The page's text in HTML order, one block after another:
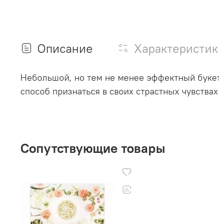
Описание
Небольшой, но тем не менее эффектный
способ признаться в своих страстных
Сопутствующие товары